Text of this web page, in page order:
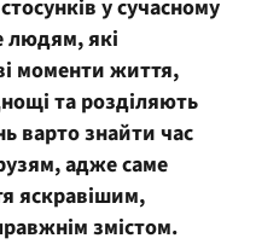
у сучасному
людям, які
моменти життя,
та розділяють
варто знайти час
адже саме
яскравішим,
змістом.